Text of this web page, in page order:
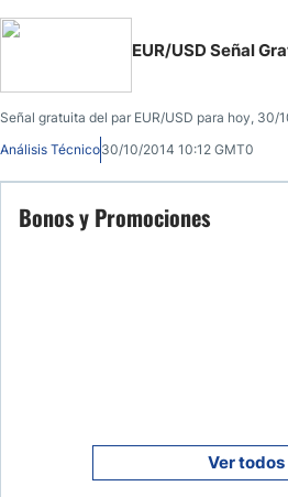
EUR/USD Señal
Señal gratuita del par EUR/USD para hoy, 30/
Análisis Técnico30/10/2014 10:12 GMT0
Bonos y Promociones
Ver todos